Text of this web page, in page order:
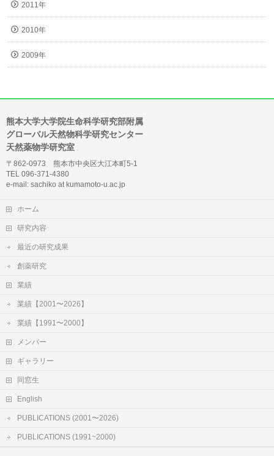
2011年
2010年
2009年
熊本大学大学院生命科学研究部附属
グローバル天然物科学研究センター
天然薬物学研究室
〒862-0973 熊本市中央区大江本町5-1
TEL 096-371-4380
e-mail: sachiko at kumamoto-u.ac.jp
ホーム
研究内容
最近の研究成果
創薬研究
業績
業績【2001〜2026】
業績【1991〜2000】
メンバー
ギャラリー
同窓生
English
PUBLICATIONS (2001〜2026)
PUBLICATIONS (1991~2000)